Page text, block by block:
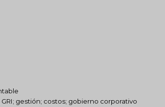
gestión; costos; gobierno corporativo